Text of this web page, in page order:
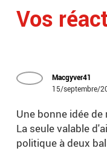
Vos
Macgyver41
15/septembre/
Une bonne idée
La seule valable
politique à deux